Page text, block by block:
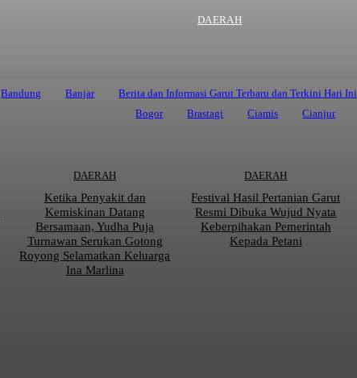
DAERAH
Bandung Banjar Berita dan Informasi Garut Terbaru dan Terkini Hari Ini
Bogor
Brastagi Ciamis Cianjur
DAERAH
Ketika Penyakit dan
Kemiskinan Datang
Bersamaan, Yudha Puja
Turnawan Serukan Gotong
Royong Selamatkan Keluarga
Ina Marlina
DAERAH
Festival Hasil Pertanian Garut
Resmi Dibuka Wujud Nyata
Keberpihakan Pemerintah
Kepada Petani